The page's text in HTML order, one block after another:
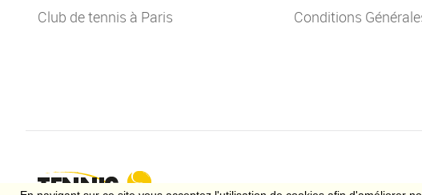
Club de tennis à Paris
Conditions